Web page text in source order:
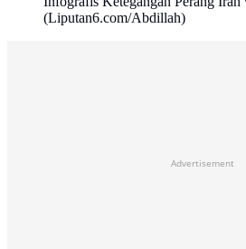
(Liputan6.com/Abdillah)
Advertisement